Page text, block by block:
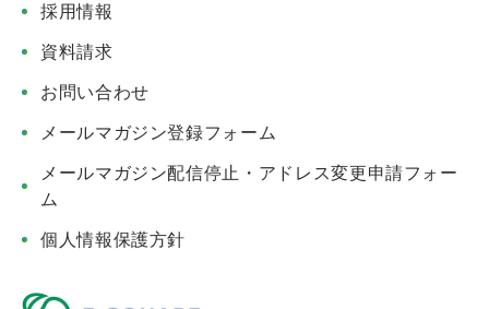
採用情報
資料請求
お問い合わせ
メールマガジン登録フォーム
メールマガジン配信停止・アドレス変更申請フォー
ム
個人情報保護方針